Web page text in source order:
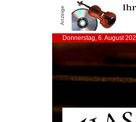
Anzeige
Donnerstag, 6. August